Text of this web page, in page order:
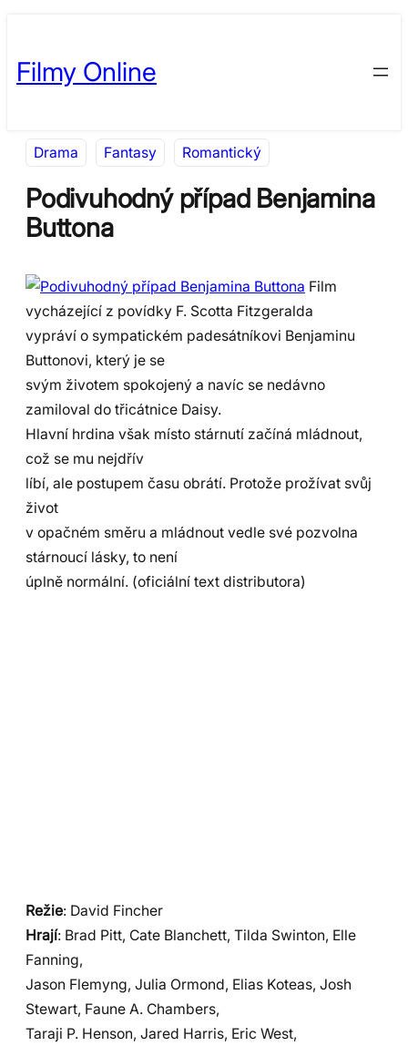
obsah
content
Filmy Online
Drama Fantasy Romantický
Podivuhodný případ Benjamina
Buttona
Film
vycházející z povídky F. Scotta Fitzgeralda
vypráví o sympatickém padesátníkovi Benjaminu
Buttonovi, který je se
svým životem spokojený a navíc se nedávno
zamiloval do třicátnice Daisy.
Hlavní hrdina však místo stárnutí začíná mládnout,
což se mu nejdřív
líbí, ale postupem času obrátí. Protože prožívat svůj
život
v opačném směru a mládnout vedle své pozvolna
stárnoucí lásky, to není
úplně normální. (oficiální text distributora)
Režie: David Fincher
Hrají: Brad Pitt, Cate Blanchett, Tilda Swinton, Elle
Fanning,
Jason Flemyng, Julia Ormond, Elias Koteas, Josh
Stewart, Faune A. Chambers,
Taraji P. Henson, Jared Harris, Eric West,